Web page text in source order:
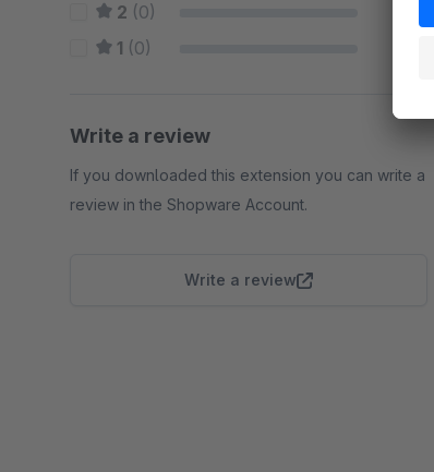
2 (0)
1 (0)
Write a review
If you downloaded this extension you can write a
review in the Shopware Account.
Write a review